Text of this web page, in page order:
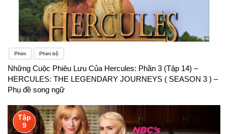
Phim Phim bộ
Những Cuộc Phiêu Lưu Của Hercules: Phần 3 (Tập 14) –
HERCULES: THE LEGENDARY JOURNEYS ( SEASON 3 ) –
Phụ đề song ngữ
Tập
9